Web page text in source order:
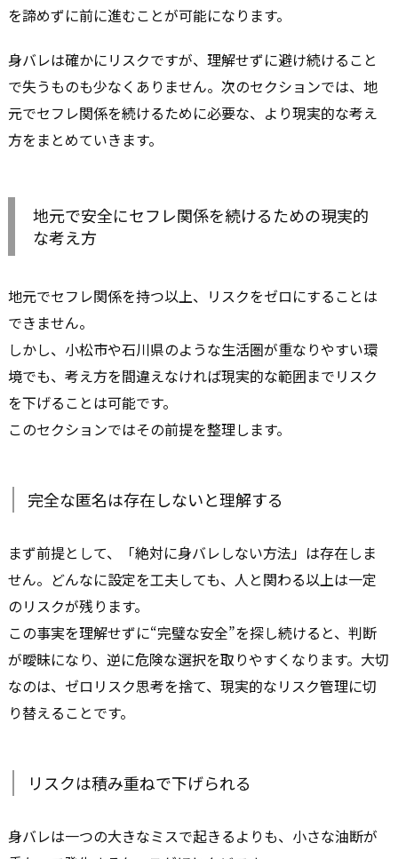
を諦めずに前に進むことが可能になります。
身バレは確かにリスクですが、理解せずに避け続けること
で失うものも少なくありません。次のセクションでは、地
元でセフレ関係を続けるために必要な、より現実的な考え
方をまとめていきます。
地元で安全にセフレ関係を続けるための現実的
な考え方
地元でセフレ関係を持つ以上、リスクをゼロにすることは
できません。
しかし、小松市や石川県のような生活圏が重なりやすい環
境でも、考え方を間違えなければ現実的な範囲までリスク
を下げることは可能です。
このセクションではその前提を整理します。
完全な匿名は存在しないと理解する
まず前提として、「絶対に身バレしない方法」は存在しま
せん。どんなに設定を工夫しても、人と関わる以上は一定
のリスクが残ります。
この事実を理解せずに“完璧な安全”を探し続けると、判断
が曖昧になり、逆に危険な選択を取りやすくなります。大切
なのは、ゼロリスク思考を捨て、現実的なリスク管理に切
り替えることです。
リスクは積み重ねで下げられる
身バレは一つの大きなミスで起きるよりも、小さな油断が